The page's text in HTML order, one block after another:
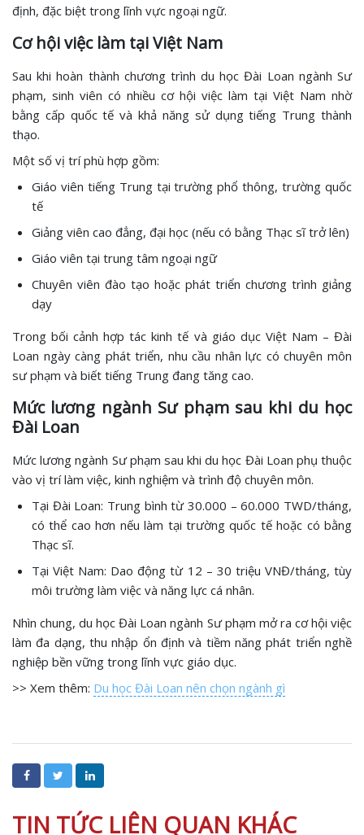
định, đặc biệt trong lĩnh vực ngoại ngữ.
Cơ hội việc làm tại Việt Nam
Sau khi hoàn thành chương trình du học Đài Loan ngành Sư
phạm, sinh viên có nhiều cơ hội việc làm tại Việt Nam nhờ
bằng cấp quốc tế và khả năng sử dụng tiếng Trung thành
thạo.
Một số vị trí phù hợp gồm:
Giáo viên tiếng Trung tại trường phổ thông, trường quốc
tế
Giảng viên cao đẳng, đại học (nếu có bằng Thạc sĩ trở lên)
Giáo viên tại trung tâm ngoại ngữ
Chuyên viên đào tạo hoặc phát triển chương trình giảng
dạy
Trong bối cảnh hợp tác kinh tế và giáo dục Việt Nam – Đài
Loan ngày càng phát triển, nhu cầu nhân lực có chuyên môn
sư phạm và biết tiếng Trung đang tăng cao.
Mức lương ngành Sư phạm sau khi du học
Đài Loan
Mức lương ngành Sư phạm sau khi du học Đài Loan phụ thuộc
vào vị trí làm việc, kinh nghiệm và trình độ chuyên môn.
Tại Đài Loan: Trung bình từ 30.000 – 60.000 TWD/tháng,
có thể cao hơn nếu làm tại trường quốc tế hoặc có bằng
Thạc sĩ.
Tại Việt Nam: Dao động từ 12 – 30 triệu VNĐ/tháng, tùy
môi trường làm việc và năng lực cá nhân.
Nhìn chung, du học Đài Loan ngành Sư phạm mở ra cơ hội việc
làm đa dạng, thu nhập ổn định và tiềm năng phát triển nghề
nghiệp bền vững trong lĩnh vực giáo dục.
>> Xem thêm: Du học Đài Loan nên chọn ngành gì
TIN TỨC LIÊN QUAN KHÁC